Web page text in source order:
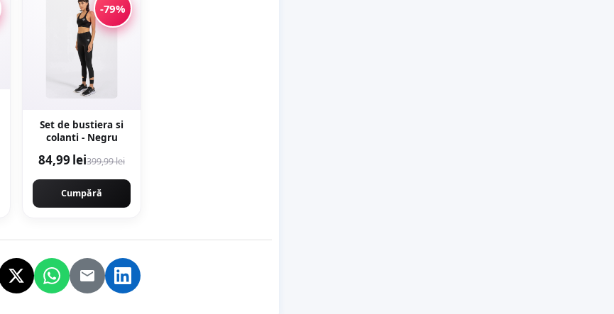
-79%
Set de bustiera si
colanti - Negru
84,99 lei399,99 lei
Cumpără